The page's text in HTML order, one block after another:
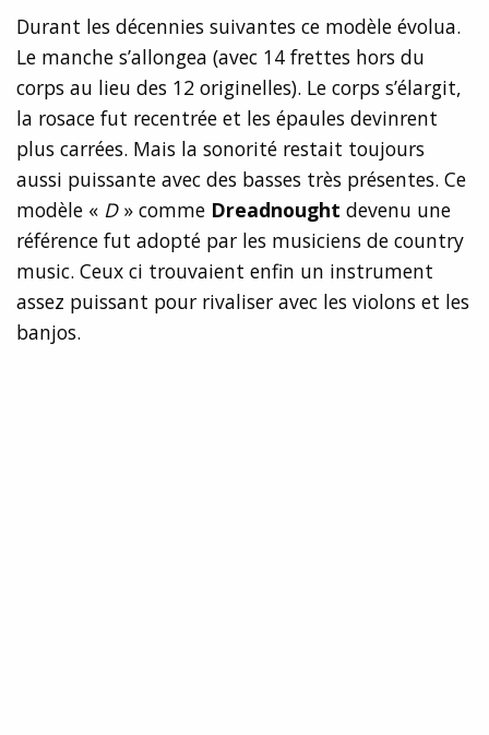
Durant les décennies suivantes ce modèle évolua.
Le manche s’allongea (avec 14 frettes hors du
corps au lieu des 12 originelles). Le corps s’élargit,
la rosace fut recentrée et les épaules devinrent
plus carrées. Mais la sonorité restait toujours
aussi puissante avec des basses très présentes. Ce
modèle « D» comme Dreadnought devenu une
référence fut adopté par les musiciens de country
music. Ceux ci trouvaient enfin un instrument
assez puissant pour rivaliser avec les violons et les
banjos.